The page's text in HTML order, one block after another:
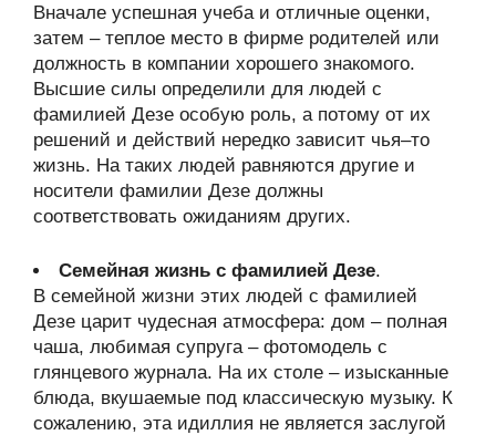
Вначале успешная учеба и отличные оценки,
затем – теплое место в фирме родителей или
должность в компании хорошего знакомого.
Высшие силы определили для людей с
фамилией Дезе особую роль, а потому от их
решений и действий нередко зависит чья–то
жизнь. На таких людей равняются другие и
носители фамилии Дезе должны
соответствовать ожиданиям других.
Семейная жизнь с фамилией Дезе.
В семейной жизни этих людей с фамилией
Дезе царит чудесная атмосфера: дом – полная
чаша, любимая супруга – фотомодель с
глянцевого журнала. На их столе – изысканные
блюда, вкушаемые под классическую музыку. К
сожалению, эта идиллия не является заслугой